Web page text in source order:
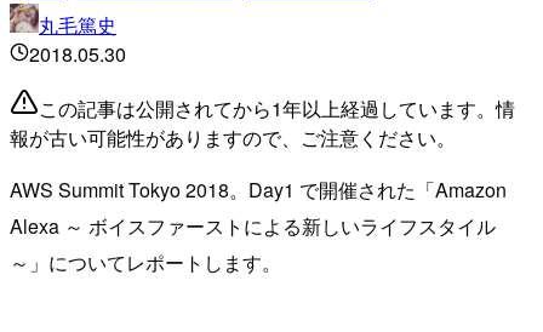
丸毛篤史
2018.05.30
この記事は公開されてから1年以上経過しています。情
報が古い可能性がありますので、ご注意ください。
AWS Summit Tokyo 2018。Day1 で開催された「Amazon
Alexa ～ ボイスファーストによる新しいライフスタイル
～」についてレポートします。